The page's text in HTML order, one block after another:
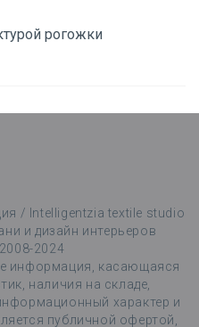
рогожки
/ Intelligentzia textile studio
и дизайн интерьеров
2024
информация, касающаяся
наличия на складе,
характер и
публичной офертой,